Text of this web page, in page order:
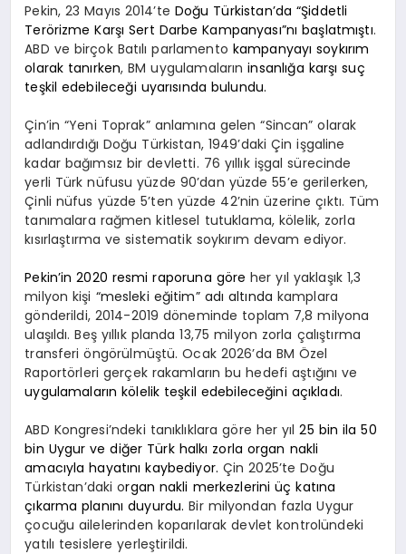
Pekin, 23 Mayıs 2014’te Doğu Türkistan’da “Şiddetli
Terörizme Karşı Sert Darbe Kampanyası”nı başlatmıştı.
ABD ve birçok Batılı parlamento kampanyayı soykırım
olarak tanırken, BM uygulamalarıninsanlığa karşı suç
teşkil edebileceği uyarısında bulundu.
Çin’in “Yeni Toprak” anlamına gelen “Sincan” olarak
adlandırdığı Doğu Türkistan, 1949’daki Çin işgaline
kadar bağımsız bir devletti. 76 yıllık işgal sürecinde
yerli Türk nüfusu yüzde 90’dan yüzde 55’e gerilerken,
Çinli nüfus yüzde 5’ten yüzde 42’nin üzerine çıktı. Tüm
tanımalara rağmen kitlesel tutuklama, kölelik, zorla
kısırlaştırma ve sistematik soykırım devam ediyor.
Pekin’in 2020 resmi raporuna göre her yıl yaklaşık 1,3
milyon kişi “mesleki eğitim” adı altında kamplara
gönderildi, 2014-2019 döneminde toplam 7,8 milyona
ulaşıldı. Beş yıllık planda 13,75 milyon zorla çalıştırma
transferi öngörülmüştü. Ocak 2026’da BM Özel
Raportörleri gerçek rakamların bu hedefi aştığını ve
uygulamaların kölelik teşkil edebileceğini açıkladı.
ABD Kongresi’ndeki tanıklıklara göre her yıl25 bin ila 50
bin Uygur ve diğer Türk halkı zorla organ nakli
amacıyla hayatını kaybediyor. Çin 2025’te Doğu
Türkistan’daki organ nakli merkezlerini üç katına
çıkarma planını duyurdu. Bir milyondan fazla Uygur
çocuğu ailelerinden koparılarak devlet kontrolündeki
yatılı tesislere yerleştirildi.